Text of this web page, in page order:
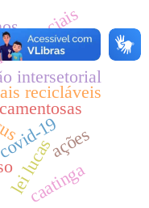
recicláveis
intersetorial
19
sociais
lei lucasações
caatinga